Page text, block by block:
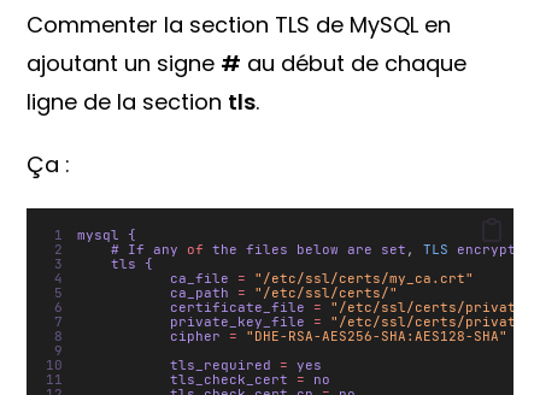
Commenter la section TLS de MySQL en
ajoutant un signe # au début de chaque
ligne de la section tls.
Ça :
mysql {
    # If any
of the files below are set , TLS
    tls {
           ca_file
=
"/etc/ssl/certs/my_ca.crt"
           ca_path
=
"/etc/ssl/certs/"
           certificate_file
=
"/etc/ssl/certs/
           private_key_file
=
"/etc/ssl/certs/private/
           cipher
=
"DHE-RSA-AES256-SHA:AES128-SHA"
           tls_required
= yes
           tls_check_cert
= no